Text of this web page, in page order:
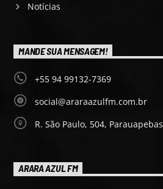
Notícias
MANDE SUA MENSAGEM!
+55 94 99132-7369
social@araraazulfm.com.br
R. São Paulo, 504, Parauapebas
ARARA AZUL FM